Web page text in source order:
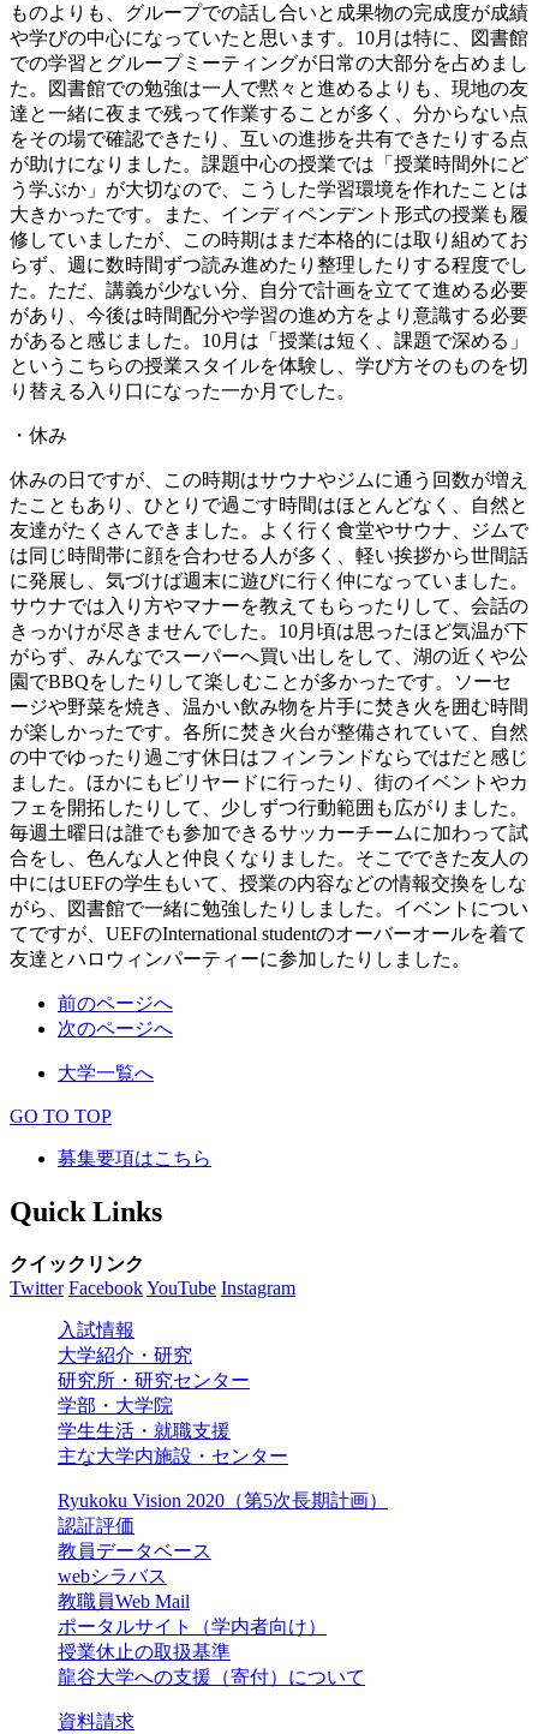
ものよりも、グループでの話し合いと成果物の完成度が成績
や学びの中心になっていたと思います。10月は特に、図書館
での学習とグループミーティングが日常の大部分を占めまし
た。図書館での勉強は一人で黙々と進めるよりも、現地の友
達と一緒に夜まで残って作業することが多く、分からない点
をその場で確認できたり、互いの進捗を共有できたりする点
が助けになりました。課題中心の授業では「授業時間外にど
う学ぶか」が大切なので、こうした学習環境を作れたことは
大きかったです。また、インディペンデント形式の授業も履
修していましたが、この時期はまだ本格的には取り組めてお
らず、週に数時間ずつ読み進めたり整理したりする程度でし
た。ただ、講義が少ない分、自分で計画を立てて進める必要
があり、今後は時間配分や学習の進め方をより意識する必要
があると感じました。10月は「授業は短く、課題で深める」
というこちらの授業スタイルを体験し、学び方そのものを切
り替える入り口になった一か月でした。
・休み
休みの日ですが、この時期はサウナやジムに通う回数が増え
たこともあり、ひとりで過ごす時間はほとんどなく、自然と
友達がたくさんできました。よく行く食堂やサウナ、ジムで
は同じ時間帯に顔を合わせる人が多く、軽い挨拶から世間話
に発展し、気づけば週末に遊びに行く仲になっていました。
サウナでは入り方やマナーを教えてもらったりして、会話の
きっかけが尽きませんでした。10月頃は思ったほど気温が下
がらず、みんなでスーパーへ買い出しをして、湖の近くや公
園でBBQをしたりして楽しむことが多かったです。ソーセ
ージや野菜を焼き、温かい飲み物を片手に焚き火を囲む時間
が楽しかったです。各所に焚き火台が整備されていて、自然
の中でゆったり過ごす休日はフィンランドならではだと感じ
ました。ほかにもビリヤードに行ったり、街のイベントやカ
フェを開拓したりして、少しずつ行動範囲も広がりました。
毎週土曜日は誰でも参加できるサッカーチームに加わって試
合をし、色んな人と仲良くなりました。そこでできた友人の
中にはUEFの学生もいて、授業の内容などの情報交換をしな
がら、図書館で一緒に勉強したりしました。イベントについ
てですが、UEFのInternational studentのオーバーオールを着て
友達とハロウィンパーティーに参加したりしました。
前のページへ
次のページへ
大学一覧へ
GO TO TOP
募集要項はこちら
Quick Links
クイックリンク
Twitter FacebookYouTube Instagram
入試情報
大学紹介・研究
研究所・研究センター
学部・大学院
学生生活・就職支援
主な大学内施設・センター
Ryukoku Vision 2020（第5次長期計画）
認証評価
教員データベース
webシラバス
教職員Web Mail
ポータルサイト（学内者向け）
授業休止の取扱基準
龍谷大学への支援（寄付）について
資料請求